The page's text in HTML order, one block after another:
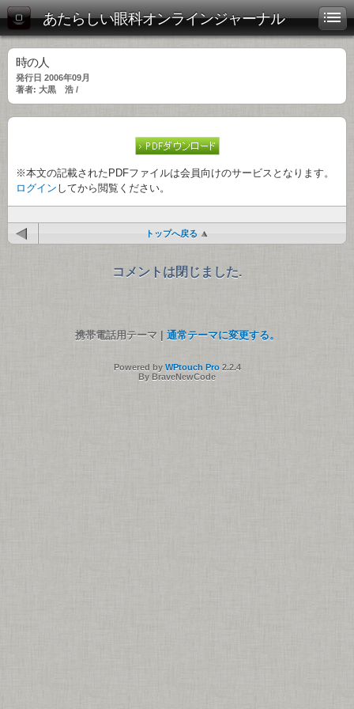
あたらしい眼科オンラインジャーナル
時の人
発行日 2006年09月
著者: 大黒 浩 /
※本文の記載されたPDFファイルは会員向けのサービスとなります。
ログイン してから閲覧ください。
トップへ戻る
コメントは閉じました.
携帯電話用テーマ | 通常テーマに変更する。
Powered by WPtouch Pro2.2.4
By BraveNewCode